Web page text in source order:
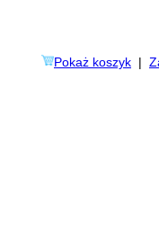
Pokaż koszyk |